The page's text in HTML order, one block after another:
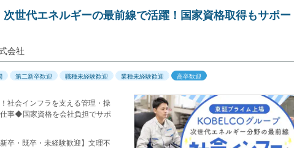
次世代エネルギーの最前線で活躍！国家資格取得もサポ
会社
第二新卒歓迎 職種未経験歓迎 業種未経験歓迎 高卒歓迎
社会インフラを支える管理・操
事◆国家資格を会社負担でサポ
新卒・既卒・未経験歓迎】文理不